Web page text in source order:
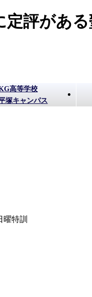
評があ
高等学校
塚キャンパス
曜特訓